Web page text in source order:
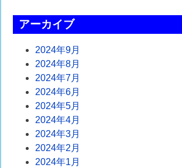
ン
アーカイブ
2024年9月
2024年8月
2024年7月
2024年6月
2024年5月
2024年4月
2024年3月
2024年2月
2024年1月